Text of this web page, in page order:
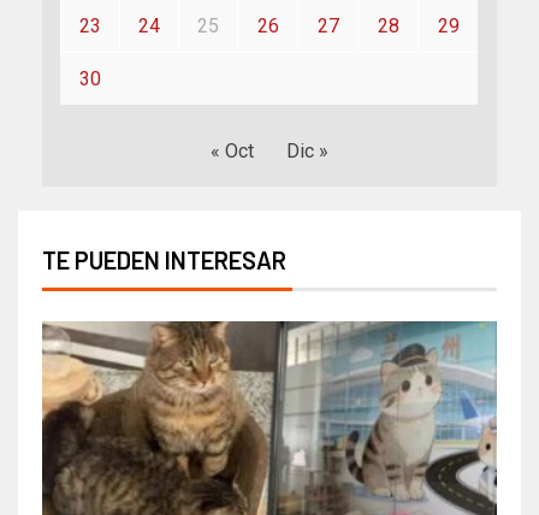
23 24 25 26 27 28 29
30
« Oct Dic »
TE PUEDEN INTERESAR